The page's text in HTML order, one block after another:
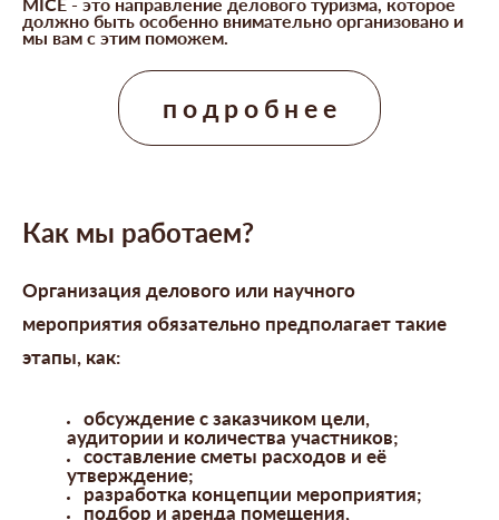
MICE - это направление делового туризма, которое
должно быть особенно внимательно организовано и
мы вам с этим поможем.
подробнее
Как мы работаем?
Организация делового или научного
мероприятия обязательно предполагает такие
этапы, как:
обсуждение с заказчиком цели,
аудитории и количества участников;
составление сметы расходов и её
утверждение;
разработка концепции мероприятия;
подбор и аренда помещения,